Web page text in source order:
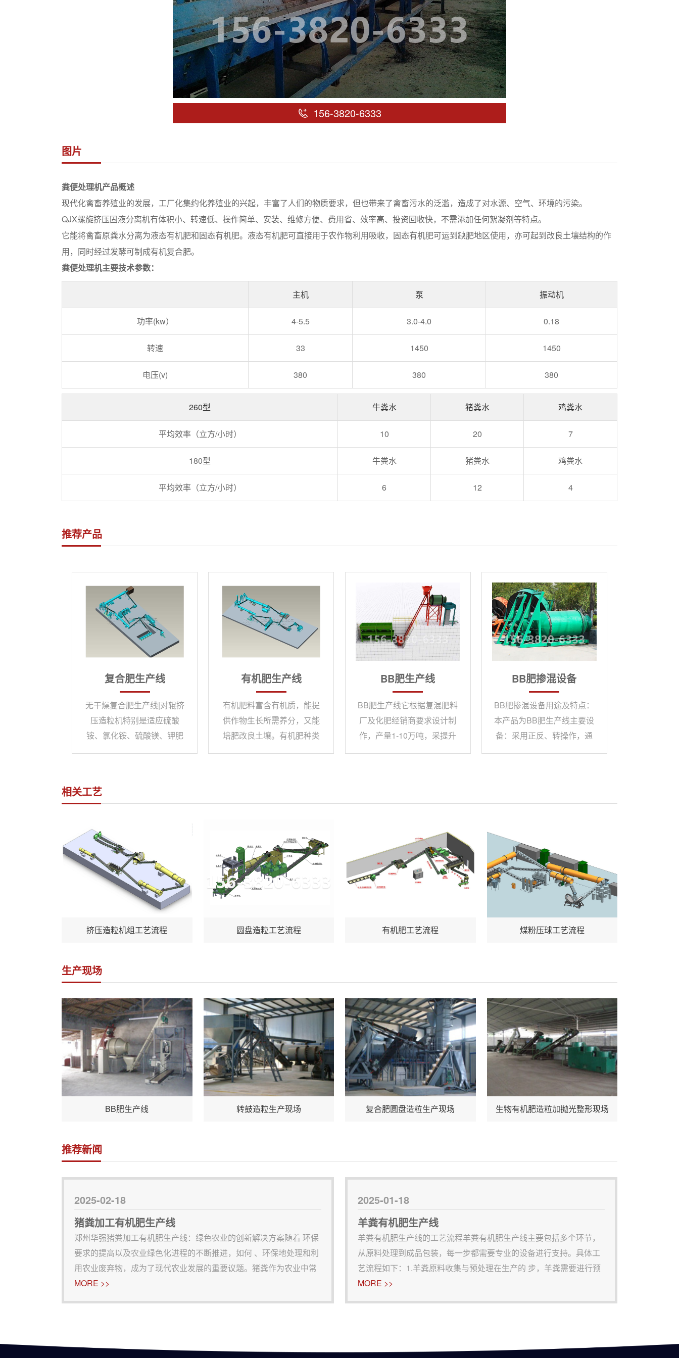
156-3820-6333
图片
粪便处理机产品概述
现代化禽畜养殖业的发展，工厂化集约化养殖业的兴起，丰富了人们的物质要求，但也带来了禽畜污水的泛滥，造成了对水源、空气、环境的污染。
QJX螺旋挤压固液分离机有体积小、转速低、操作简单、安装、维修方便、费用省、效率高、投资回收快，不需添加任何絮凝剂等特点。
它能将禽畜原粪水分离为液态有机肥和固态有机肥。液态有机肥可直接用于农作物利用吸收，固态有机肥可运到缺肥地区使用，亦可起到改良土壤结构的作
用，同时经过发酵可制成有机复合肥。
粪便处理机主要技术参数：
主机 泵 振动机
功率(kw） 4-5.5 3.0-4.0 0.18
转速 33 1450 1450
电压(v) 380 380 380
260型 牛粪水 猪粪水 鸡粪水
平均效率（立方/小时） 10 20 7
180型 牛粪水 猪粪水 鸡粪水
平均效率（立方/小时） 6 12 4
推荐产品
复合肥生产线
无干燥复合肥生产线|对辊挤
压造粒机特别是适应硫酸
铵、氯化铵、硫酸镁、钾肥
等造粒教果特别好，成球率
肥造粒设备经验，并采用防
具有外形美观、操作简单、
能耗低寿命长、成球率高等
优点，对辊造粒机是国内较
为先进的复合肥造粒 设备，
产
有机肥生产线
有机肥料富含有机质，能提
供作物生长所需养分，又能
培肥改良土壤。有机肥种类
繁多，原料十分广泛，肥料
作物生长，养分释放均匀长
久，有机肥所含的养分多以
有机态形式存在，可缓慢 释
放
BB肥生产线
BB肥生产线它根据复混肥料
厂及化肥经销商要求设计制
作，产量1-10万吨，采提升
槽直接进料、搅拌机直接卸
有价格低、占地面积小、产
量大、搅拌均匀等特点。B
BB肥掺混设备
BB肥掺混设备用途及特点：
本产品为BB肥生产线主要设
备：采用正反、转操作，通
过特殊内螺旋机构进行物料
吨/年）BH-32014.57.52-
3BH-52012.511
相关工艺
挤压造粒机组工艺流程 圆盘造粒工艺流程 有机肥工艺流程 煤粉压球工艺流程
生产现场
BB肥生产线 转鼓造粒生产现场 复合肥圆盘造粒生产现场 生物有机肥造粒加抛光整形现场
推荐新闻
2025-02-18
猪粪加工有机肥生产线
郑州华强猪粪加工有机肥生产线：绿色农业的创新解决方案随着 环保
要求的提高以及农业绿色化进程的不断推进，如何 、环保地处理和利
用农业废弃物，成为了现代农业发展的重要议题。猪粪作为农业中常
见的有机废弃物，如何将其转化为有机肥，不仅能解决废弃物的处理
问题，还能有效促进土壤健康，提升作物产量。郑州华强重
MORE >>
2025-01-18
羊粪有机肥生产线
羊粪有机肥生产线的工艺流程羊粪有机肥生产线主要包括多个环节，
从原料处理到成品包装，每一步都需要专业的设备进行支持。具体工
艺流程如下：1.羊粪原料收集与预处理在生产的 步，羊粪需要进行预
处理。羊粪含有大量的水分，需要通过羊粪破碎机进行初步破碎，同
时与其他有机物料如稻草、秸秆等混合，形成适宜的发酵原料
MORE >>